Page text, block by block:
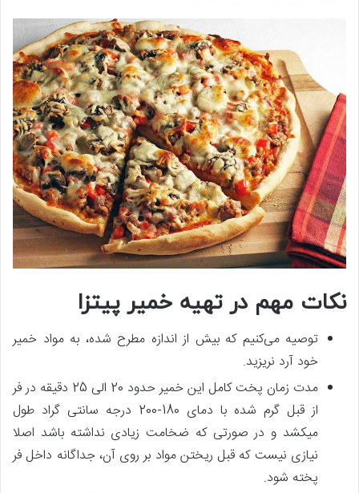
نکات مهم در تهیه خمیر پیتزا
توصیه می‌کنیم که بیش از اندازه مطرح شده، به مواد خمیر
خود آرد نریزید.
مدت زمان پخت کامل این خمیر حدود 20 الی 25 دقیقه در فر
از قبل گرم شده با دمای 180-200 درجه سانتی گراد طول
میکشد و در صورتی که ضخامت زیادی نداشته باشد اصلا
نیازی نیست که قبل ریختن مواد بر روی آن، جداگانه داخل فر
پخته شود.